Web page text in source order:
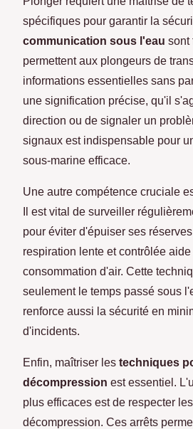
spécifiques pour garantir la
communication sous l'eau sont
permettent aux plongeurs de
informations essentielles sans
une signification précise, qu'il
direction ou de signaler un
signaux est indispensable pour
sous-marine efficace.
Une autre compétence cruciale
Il est vital de surveiller
pour éviter d'épuiser ses
respiration lente et contrôlée
consommation d'air. Cette
seulement le temps passé sous
renforce aussi la sécurité en
d'incidents.
Enfin, maîtriser les techniques
décompression est essentiel.
plus efficaces est de respecter
décompression. Ces arrêts